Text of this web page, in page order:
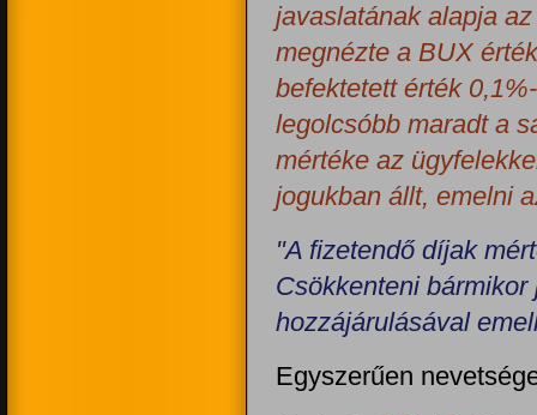
javaslatának alapja
megnézte a BUX
befektetett érték
legolcsóbb maradt a
mértéke az
jogukban állt, emelni
"A fizetendő díjak
Csökkenteni
hozzájárulásával
Egyszerűen